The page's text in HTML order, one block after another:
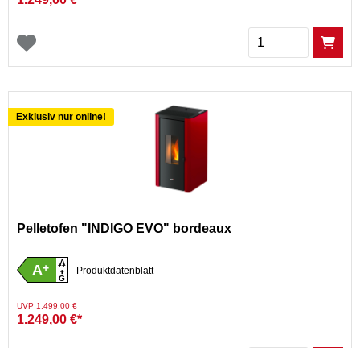
Menge
Exklusiv nur online!
Pelletofen "INDIGO EVO" bordeaux
A
++
G
A+ Produktdatenblatt
Preis reduziert von
UVP 1.499,00 €auf
1.249,00 €*